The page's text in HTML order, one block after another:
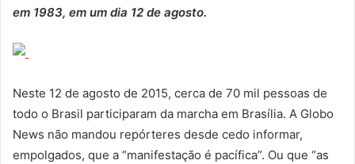
em 1983, em um dia 12 de agosto.
Neste 12 de agosto de 2015, cerca de 70 mil pessoas de
todo o Brasil participaram da marcha em Brasília. A Globo
News não mandou repórteres desde cedo informar,
empolgados, que a “manifestação é pacífica”. Ou que “as